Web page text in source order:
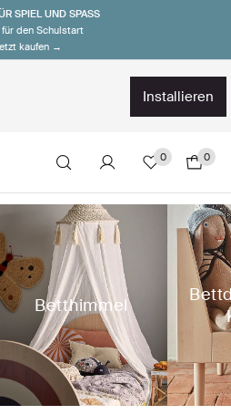
SPIEL UND SPASS
für den Schulstart
kaufen →
installieren
0 0
Betthimmel